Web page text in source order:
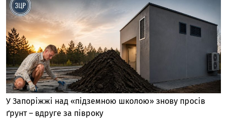
У Запоріжжі над «підземною школою» знову просів
ґрунт – вдруге за півроку